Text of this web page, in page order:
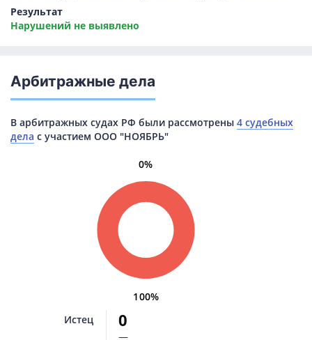
Результат
Нарушений не выявлено
Арбитражные дела
В арбитражных судах РФ были рассмотрены 4 судебных
дела с участием ООО "НОЯБРЬ"
0%
100%
Истец
0
—